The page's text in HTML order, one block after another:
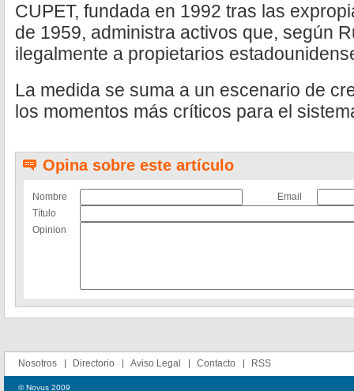
CUPET, fundada en 1992 tras las
de 1959, administra activos que, según
ilegalmente a propietarios
La medida se suma a un escenario de
los momentos más críticos para el
Opina sobre este artículo
Nombre
Email
Título
Opinion
Nosotros Directorio Aviso Legal Contacto RSS
© Novus 2009